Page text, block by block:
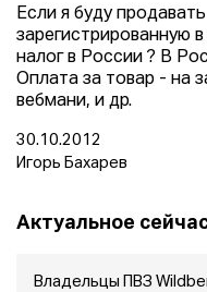
Если я буду
зарегистрированную
налог в России ? В
Оплата за товар - на
вебмани, и др.
30.10.2012
Игорь Бахарев
Актуальное
Владельцы ПВЗ